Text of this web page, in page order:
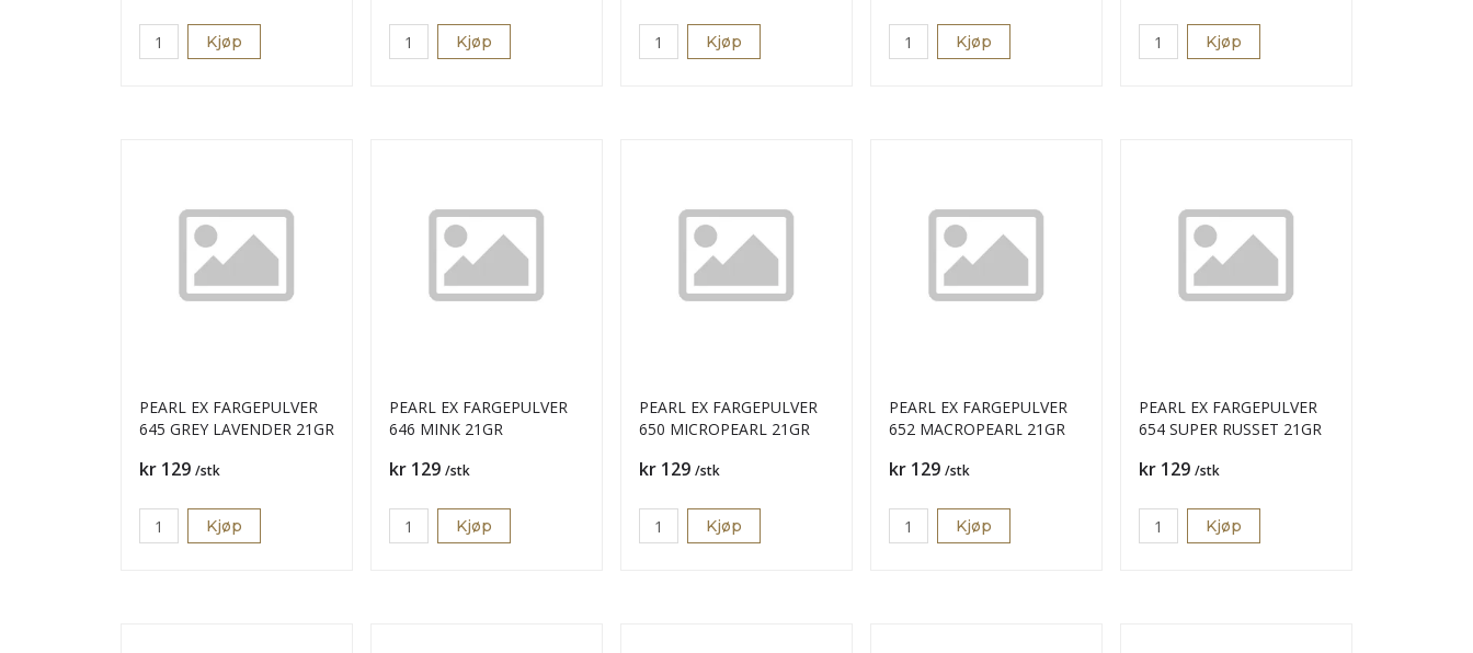
Kjøp Kjøp Kjøp Kjøp Kjøp
PEARL EX FARGEPULVER
645 GREY LAVENDER 21GR
Pris
kr 129 /stk
Kjøp
PEARL EX FARGEPULVER
646 MINK 21GR
Pris
kr 129 /stk
Kjøp
PEARL EX FARGEPULVER
650 MICROPEARL 21GR
Pris
kr 129 /stk
Kjøp
PEARL EX FARGEPULVER
652 MACROPEARL 21GR
Pris
kr 129 /stk
Kjøp
PEARL EX FARGEPULVER
654 SUPER RUSSET 21GR
Pris
kr 129 /stk
Kjøp